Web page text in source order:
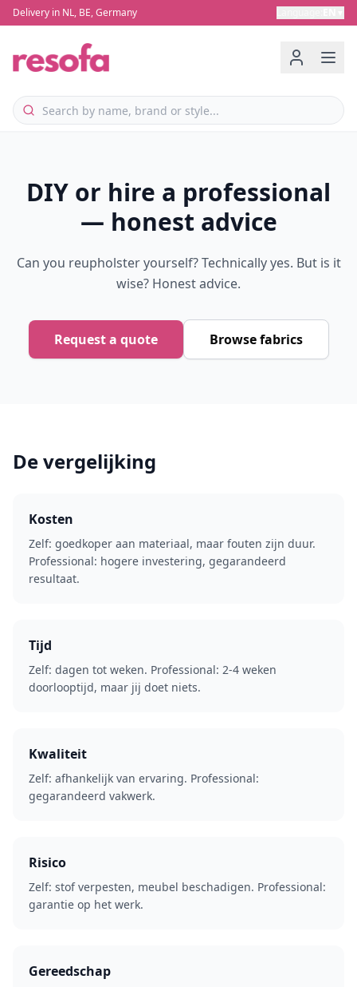
Delivery in NL, BE, Germany
DIY or hire a professional
— honest advice
Can you reupholster yourself? Technically yes. But is it
wise? Honest advice.
Request a quote Browse fabrics
De vergelijking
Kosten
Zelf: goedkoper aan materiaal, maar fouten zijn duur.
Professional: hogere investering, gegarandeerd
resultaat.
Tijd
Zelf: dagen tot weken. Professional: 2-4 weken
doorlooptijd, maar jij doet niets.
Kwaliteit
Zelf: afhankelijk van ervaring. Professional:
gegarandeerd vakwerk.
Risico
Zelf: stof verpesten, meubel beschadigen. Professional:
garantie op het werk.
Gereedschap